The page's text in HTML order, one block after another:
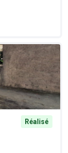
Réalisé